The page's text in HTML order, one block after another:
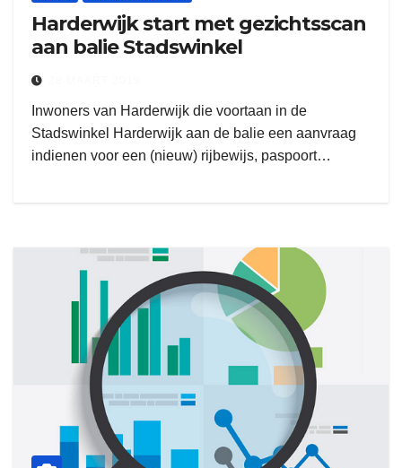
Harderwijk start met gezichtsscan
aan balie Stadswinkel
Inwoners van Harderwijk die voortaan in de
Stadswinkel Harderwijk aan de balie een aanvraag
indienen voor een (nieuw) rijbewijs, paspoort…